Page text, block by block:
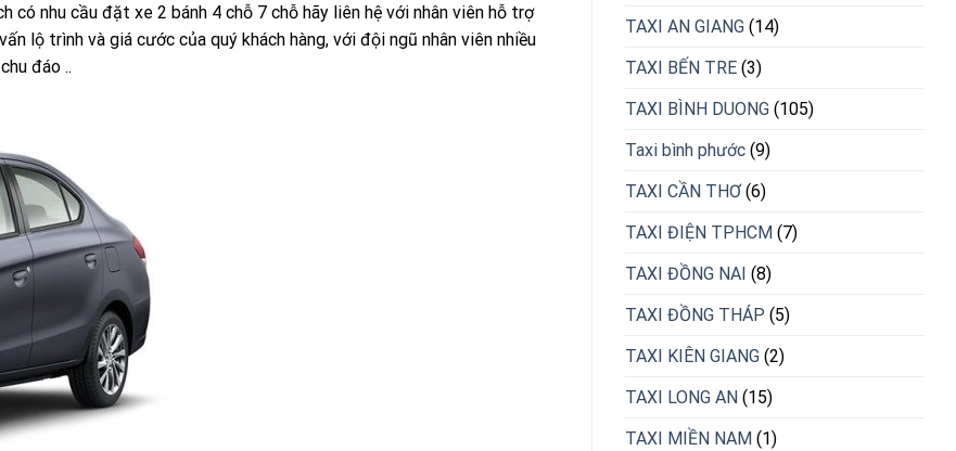
có nhu cầu đặt xe 2 bánh 4 chỗ 7 chỗ hãy liên hệ với nhân viên hỗ trợ
lộ trình và giá cước của quý khách hàng, với đội ngũ nhân viên nhiều
đáo ..
TAXI AN GIANG (14)
TAXI BẾN TRE (3)
TAXI BÌNH DUONG (105)
Taxi bình phước (9)
TAXI CẦN THƠ(6)
TAXI ĐIỆN TPHCM (7)
TAXI ĐỒNG NAI (8)
TAXI ĐỒNG THÁP (5)
TAXI KIÊN GIANG (2)
TAXI LONG AN (15)
TAXI MIỀN NAM (1)